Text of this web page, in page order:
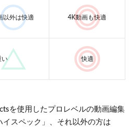
以外は快適 4K動画も快適
い 快適
を使用したプロレベルの動画編集
イスペック」、それ以外の方は